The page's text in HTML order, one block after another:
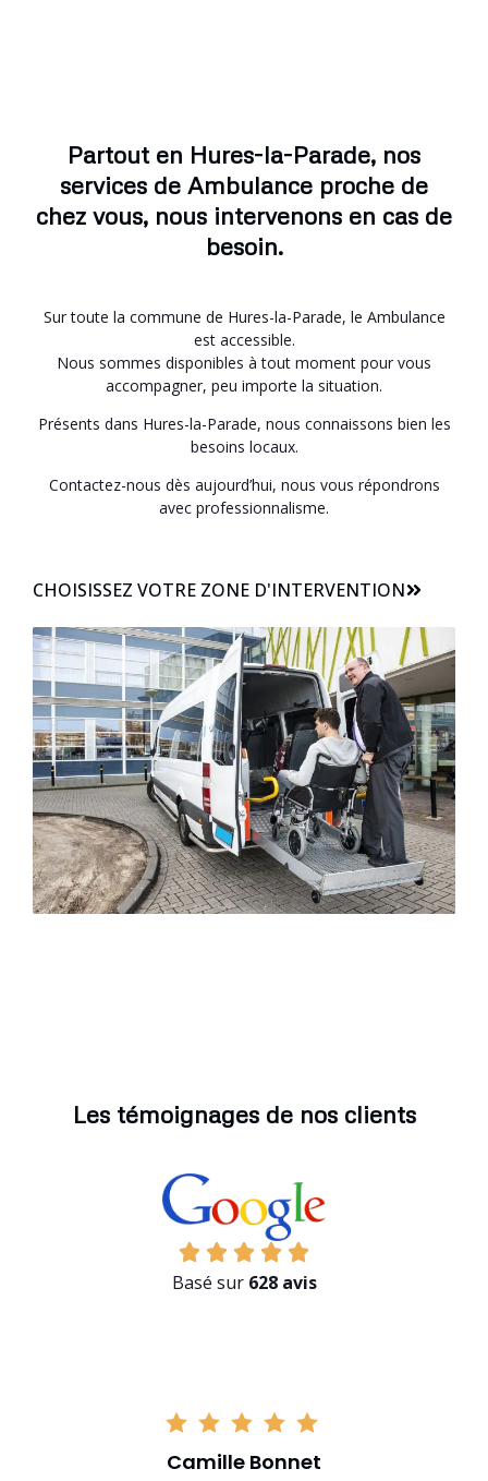
Partout en Hures-la-Parade, nos
services de Ambulance proche de
chez vous, nous intervenons en cas de
besoin.
Sur toute la commune de Hures-la-Parade, le Ambulance
est accessible.
Nous sommes disponibles à tout moment pour vous
accompagner, peu importe la situation.
Présents dans Hures-la-Parade, nous connaissons bien les
besoins locaux.
Contactez-nous dès aujourd’hui, nous vous répondrons
avec professionnalisme.
CHOISISSEZ VOTRE ZONE D'INTERVENTION
Les témoignages de nos clients
Basé sur 628 avis
Camille Bonnet